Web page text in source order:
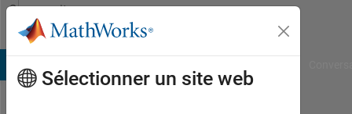
Passer au contenu
Community
Profile
Sélectionner un site web